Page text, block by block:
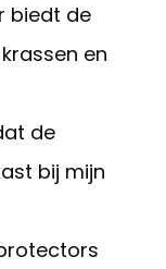
biedt de
en
de
bij mijn